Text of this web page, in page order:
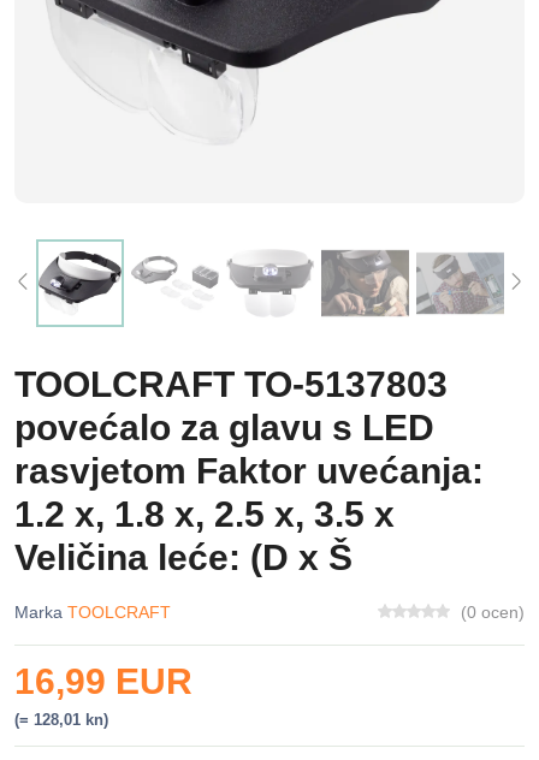
TOOLCRAFT TO-5137803
povećalo za glavu s LED
rasvjetom Faktor uvećanja:
1.2 x, 1.8 x, 2.5 x, 3.5 x
Veličina leće: (D x Š
Marka TOOLCRAFT (0 ocen)
16,99 EUR
(= 128,01 kn)